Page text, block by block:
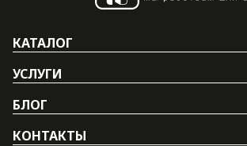
КАТАЛОГ
УСЛУГИ
БЛОГ
КОНТАКТЫ